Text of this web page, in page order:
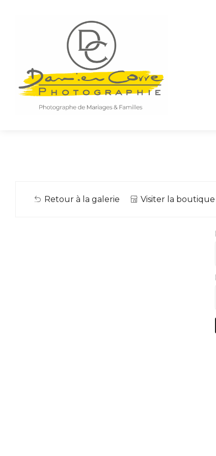
Retour à la galerie Visiter la boutique